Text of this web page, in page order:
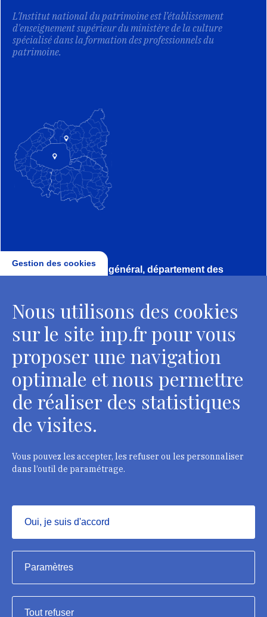
L'Institut national du patrimoine est l’établissement
d'enseignement supérieur du ministère de la culture
spécialisé dans la formation des professionnels du
patrimoine.
Direction, secrétariat général, département des
2 rue Vivienne - 75002 Paris
Tél. : + 33 1 44 41 16 41
Contacts
Département des restaurateurs
124 rue Henri Barbusse - 93300 Aubervilliers
Contacts
Institut national du patrimoine, 2023
Mentions légales
Gestion des cookies
Nous utilisons des cookies
sur le site inp.fr pour vous
proposer une navigation
optimale et nous permettre
de réaliser des statistiques
de visites.
Vous pouvez les accepter, les refuser ou les personnaliser
dans l’outil de paramétrage.
Oui, je suis d'accord
Masquer
Paramètres
Tout refuser